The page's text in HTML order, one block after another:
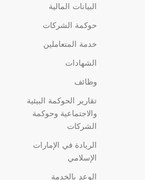
البيانات المالية
حوكمة الشركات
خدمة المتعاملين
الشهادات
وظائف
تقارير الحوكمة البيئية
والاجتماعية وحوكمة
الشركات
الريادة في الإمارات
الإسلامي
الوعد بالخدمة